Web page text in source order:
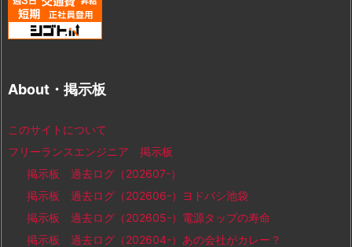
About・掲示板
このサイトについて
フリーランスエンジニア 掲示板
掲示板 過去ログ（202607-）
掲示板 過去ログ（202606-）ヨドバシ池袋
掲示板 過去ログ（202605-）電源タップの寿命
掲示板 過去ログ（202604-）あの会社がカレー？